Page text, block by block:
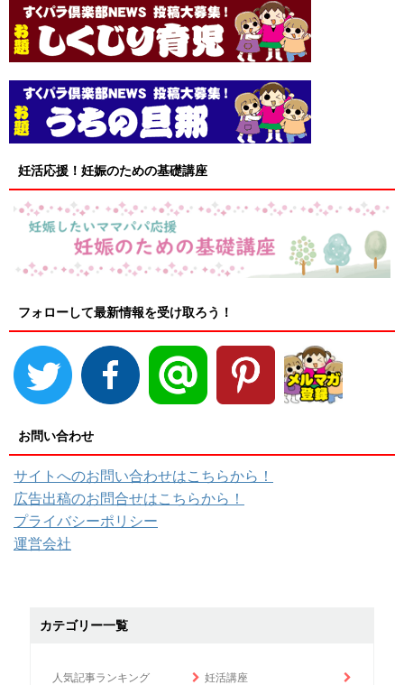
妊活応援！妊娠のための基礎講座
フォローして最新情報を受け取ろう！
お問い合わせ
サイトへのお問い合わせはこちらから！
広告出稿のお問合せはこちらから！
プライバシーポリシー
運営会社
カテゴリー一覧
人気記事ランキング 妊活講座